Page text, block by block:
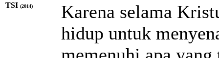
TSI (2014)
Karena selama
hidup untuk